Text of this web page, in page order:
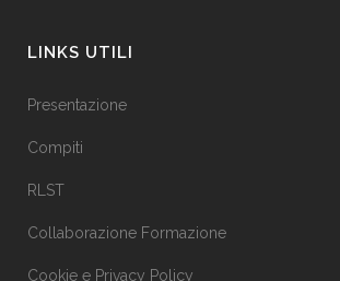
LINKS UTILI
Presentazione
Compiti
RLST
Collaborazione Formazione
Cookie e Privacy Policy